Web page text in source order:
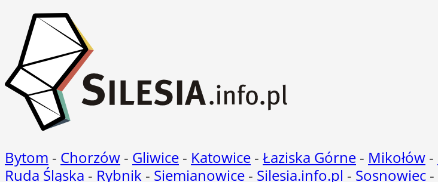
Bytom - Chorzów - Gliwice - Katowice - Łaziska Górne - Mikołów -
Ruda Śląska - Rybnik - Siemianowice - Silesia.info.pl - Sosnowiec -